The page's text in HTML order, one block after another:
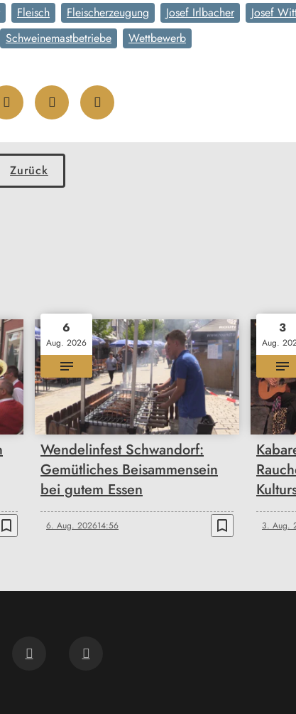
Fleisch Fleischerzeugung Josef Irlbacher Josef
Schweinemastbetriebe Wettbewerb
Zurück
bookmark_border
6
Aug. 2026
Wendelinfest Schwandorf:
Gemütliches Beisammensein
bei gutem Essen
6. Aug. 202614:56 bookmark_border
3
Aug.
3. Aug.